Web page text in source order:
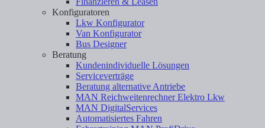
Konfiguratoren
Lkw Konfigurator
Van Konfigurator
Bus Designer
Beratung
Kundenindividuelle Lösungen
Serviceverträge
Beratung alternative Antriebe
MAN Reichweitenrechner Elektro Lkw
MAN DigitalServices
Automatisiertes Fahren